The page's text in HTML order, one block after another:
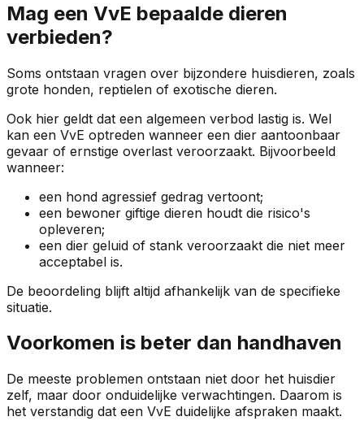
Mag een VvE bepaalde dieren
verbieden?
Soms ontstaan vragen over bijzondere huisdieren, zoals
grote honden, reptielen of exotische dieren.
Ook hier geldt dat een algemeen verbod lastig is. Wel
kan een VvE optreden wanneer een dier aantoonbaar
gevaar of ernstige overlast veroorzaakt. Bijvoorbeeld
wanneer:
een hond agressief gedrag vertoont;
een bewoner giftige dieren houdt die risico's
opleveren;
een dier geluid of stank veroorzaakt die niet meer
acceptabel is.
De beoordeling blijft altijd afhankelijk van de specifieke
situatie.
Voorkomen is beter dan handhaven
De meeste problemen ontstaan niet door het huisdier
zelf, maar door onduidelijke verwachtingen. Daarom is
het verstandig dat een VvE duidelijke afspraken maakt.